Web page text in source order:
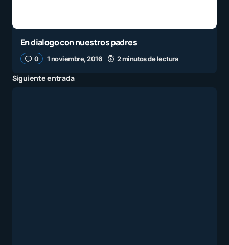
En dialogo con nuestros padres
0 1 noviembre, 2016 2 minutos de lectura
Siguiente entrada